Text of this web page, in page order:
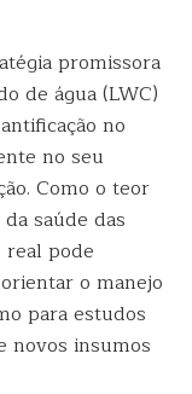
promissora
de água (LWC)
no
no seu
Como o teor
saúde das
pode
o manejo
para estudos
novos insumos